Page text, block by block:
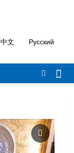
中文 Русский